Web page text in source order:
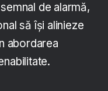
de alarmă,
să îşi alinieze
abordarea